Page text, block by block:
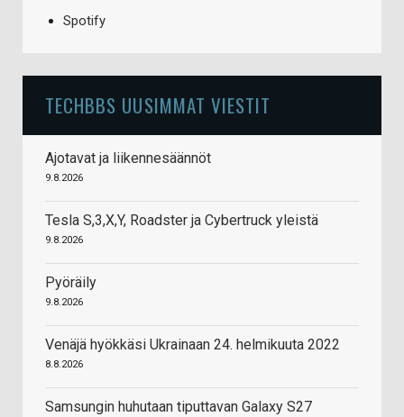
Spotify
TECHBBS UUSIMMAT VIESTIT
Ajotavat ja liikennesäännöt
9.8.2026
Tesla S,3,X,Y, Roadster ja Cybertruck yleistä
9.8.2026
Pyöräily
9.8.2026
Venäjä hyökkäsi Ukrainaan 24. helmikuuta 2022
8.8.2026
Samsungin huhutaan tiputtavan Galaxy S27